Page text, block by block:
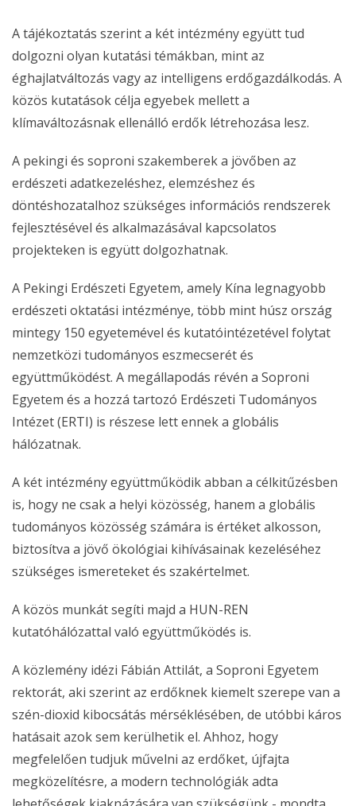
A tájékoztatás szerint a két intézmény együtt tud
dolgozni olyan kutatási témákban, mint az
éghajlatváltozás vagy az intelligens erdőgazdálkodás. A
közös kutatások célja egyebek mellett a
klímaváltozásnak ellenálló erdők létrehozása lesz.
A pekingi és soproni szakemberek a jövőben az
erdészeti adatkezeléshez, elemzéshez és
döntéshozatalhoz szükséges információs rendszerek
fejlesztésével és alkalmazásával kapcsolatos
projekteken is együtt dolgozhatnak.
A Pekingi Erdészeti Egyetem, amely Kína legnagyobb
erdészeti oktatási intézménye, több mint húsz ország
mintegy 150 egyetemével és kutatóintézetével folytat
nemzetközi tudományos eszmecserét és
együttműködést. A megállapodás révén a Soproni
Egyetem és a hozzá tartozó Erdészeti Tudományos
Intézet (ERTI) is részese lett ennek a globális
hálózatnak.
A két intézmény együttműködik abban a célkitűzésben
is, hogy ne csak a helyi közösség, hanem a globális
tudományos közösség számára is értéket alkosson,
biztosítva a jövő ökológiai kihívásainak kezeléséhez
szükséges ismereteket és szakértelmet.
A közös munkát segíti majd a HUN-REN
kutatóhálózattal való együttműködés is.
A közlemény idézi Fábián Attilát, a Soproni Egyetem
rektorát, aki szerint az erdőknek kiemelt szerepe van a
szén-dioxid kibocsátás mérséklésében, de utóbbi káros
hatásait azok sem kerülhetik el. Ahhoz, hogy
megfelelően tudjuk művelni az erdőket, újfajta
megközelítésre, a modern technológiák adta